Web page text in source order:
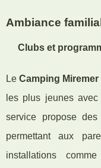
Ambiance
Clubs et
LeCamping Miremer
les plus jeunes avec
service propose
permettant aux
installations